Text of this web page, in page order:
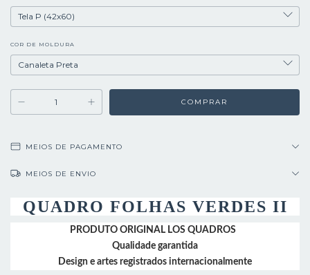
COR DE MOLDURA
MEIOS DE PAGAMENTO
MEIOS DE ENVIO
QUADRO FOLHAS VERDES II
PRODUTO ORIGINAL LOS QUADROS
Qualidade garantida
Design e artes registrados internacionalmente